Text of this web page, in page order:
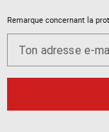
Remarque concernant la
Ton adresse e-